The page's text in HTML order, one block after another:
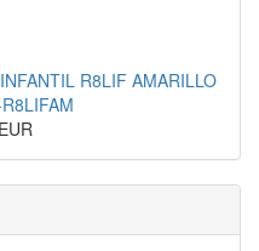
R8LIF AMARILLO